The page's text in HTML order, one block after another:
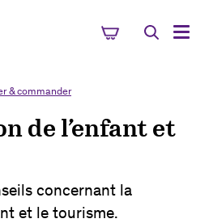
& commander
de l’enfant et
concernant la
et le tourisme.